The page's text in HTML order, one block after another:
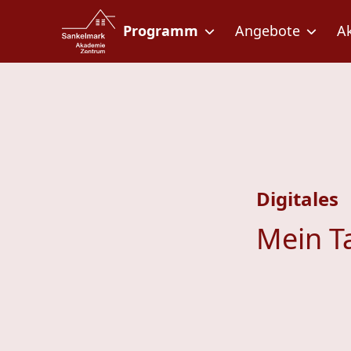
Zum Inhalt springen
Zur Fußzeile springen
Programm Angebote
Digitales
Mein